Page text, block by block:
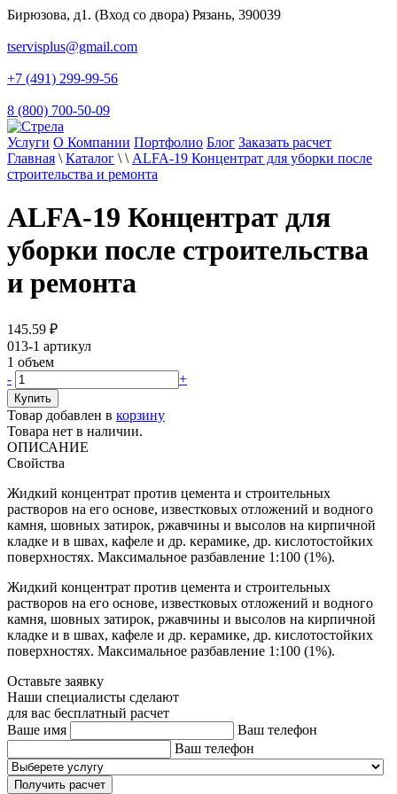
Бирюзова, д1. (Вход со двора) Рязань, 390039
tservisplus@gmail.com
+7 (491) 299-99-56
8 (800) 700-50-09
Услуги О Компании Портфолио Блог Заказать расчет
Главная \ Каталог \ \ ALFA-19 Концентрат для уборки после
строительства и ремонта
ALFA-19 Концентрат для
уборки после строительства
и ремонта
145.59 ₽
013-1 артикул
1 объем
-
+
Товар добавлен в корзину
Товара нет в наличии.
ОПИСАНИЕ
Свойства
Жидкий концентрат против цемента и строительных
растворов на его основе, известковых отложений и водного
камня, шовных затирок, ржавчины и высолов на кирпичной
кладке и в швах, кафеле и др. керамике, др. кислотостойких
поверхностях. Максимальное разбавление 1:100 (1%).
Жидкий концентрат против цемента и строительных
растворов на его основе, известковых отложений и водного
камня, шовных затирок, ржавчины и высолов на кирпичной
кладке и в швах, кафеле и др. керамике, др. кислотостойких
поверхностях. Максимальное разбавление 1:100 (1%).
Оставьте заявку
Наши специалисты сделают
для вас бесплатный расчет
Ваше имя
Ваш телефон
Ваш телефон